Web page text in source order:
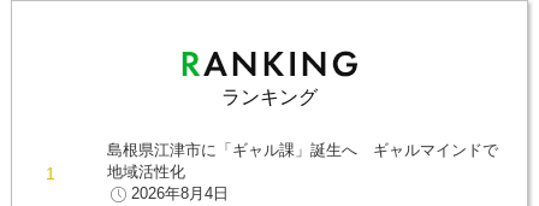
ランキング
島根県江津市に「ギャル課」誕生へ ギャルマインドで
地域活性化
2026年8月4日